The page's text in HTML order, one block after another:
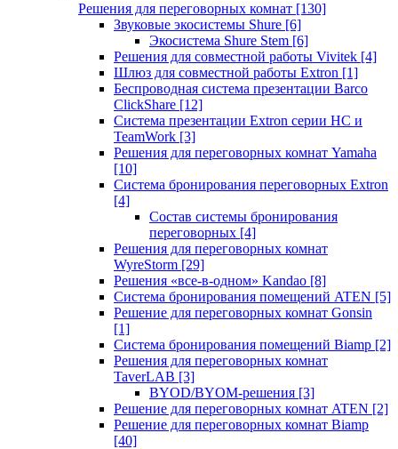
Решения для переговорных комнат [130]
Звуковые экосистемы Shure [6]
Экосистема Shure Stem [6]
Решения для совместной работы Vivitek [4]
Шлюз для совместной работы Extron [1]
Беспроводная система презентации Barco
ClickShare [12]
Система презентации Extron серии HC и
TeamWork [3]
Решения для переговорных комнат Yamaha
[10]
Система бронирования переговорных Extron
[4]
Состав системы бронирования
переговорных [4]
Решения для переговорных комнат
WyreStorm [29]
Решения «все-в-одном» Kandao [8]
Система бронирования помещений ATEN [5]
Решение для переговорных комнат Gonsin
[1]
Система бронирования помещений Biamp [2]
Решения для переговорных комнат
TaverLAB [3]
BYOD/BYOM-решения [3]
Решение для переговорных комнат ATEN [2]
Решение для переговорных комнат Biamp
[40]